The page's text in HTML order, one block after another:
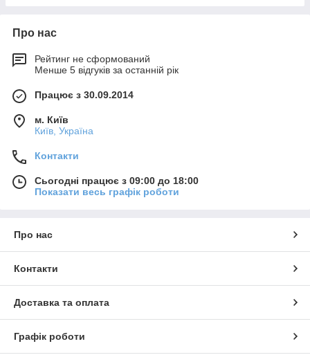
Про нас
Рейтинг не сформований
Менше 5 відгуків за останній рік
Працює з 30.09.2014
м. Київ
Київ, Україна
Контакти
Сьогодні працює з 09:00 до 18:00
Показати весь графік роботи
Про нас
Контакти
Доставка та оплата
Графік роботи